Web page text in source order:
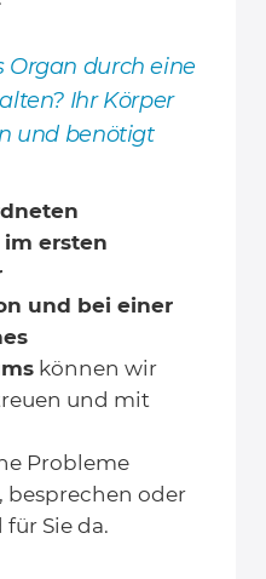
Organ durch eine
Ihr Körper
und benötigt
ersten
und bei einer
können wir
und mit
Probleme
oder
Sie da.